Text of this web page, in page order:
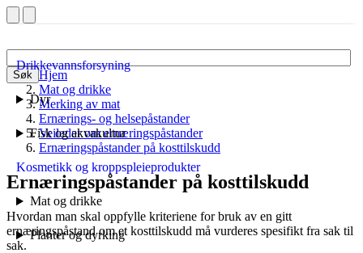
Søk
Drikkevannsforsyning
Dyr
Fisk og akvakultur
Kosmetikk og kroppspleieprodukter
Mat og drikke
Planter og dyrking
Hjem
Mat og drikke
Merking av mat
Ernærings- og helsepåstander
Veileder om ernæringspåstander
Ernæringspåstander på kosttilskudd
Ernæringspåstander på kosttilskudd
Hvordan man skal oppfylle kriteriene for bruk av en gitt
ernæringspåstand om et kosttilskudd må vurderes spesifikt fra sak til
sak.